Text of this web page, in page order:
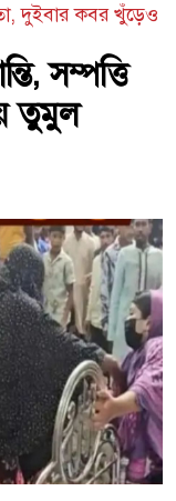
দুইবার কবর খুঁড়েও
সম্পত্তি
তুমুল